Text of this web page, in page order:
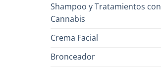
Shampoo y Tratamientos con
Cannabis
Crema Facial
Bronceador